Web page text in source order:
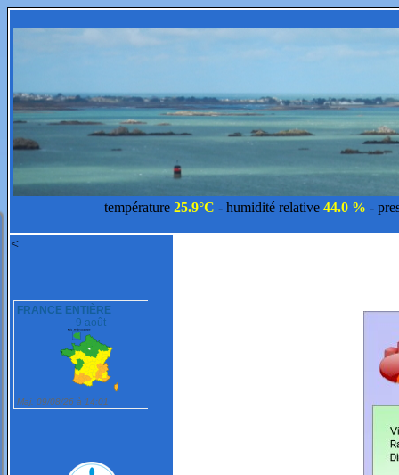
température 25.9°C - humidité relative 44.0 % -
<